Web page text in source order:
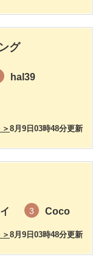
グ
hal39
8月9日03時48分更新
＞
3 Coco
8月9日03時48分更新
＞